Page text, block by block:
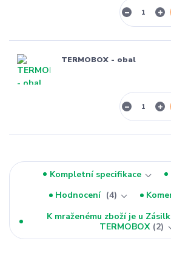
TERMOBOX - obal
Kompletní specifikace
Hodnocení
4
K mraženému zboží je u
TERMOBOX 2